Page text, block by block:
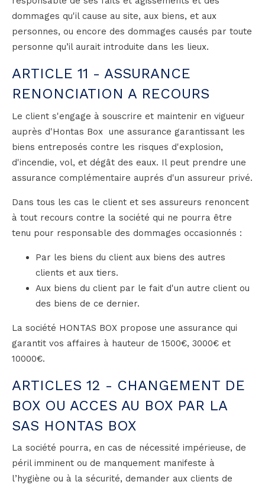
dommages qu'il cause au site, aux biens, et aux
personnes, ou encore des dommages causés par toute
personne qu’il aurait introduite dans les lieux.
ARTICLE 11 - ASSURANCE
RENONCIATION A RECOURS
Le client s'engage à souscrire et maintenir en vigueur
auprès d'Hontas Box une assurance garantissant les
biens entreposés contre les risques d'explosion,
d'incendie, vol, et dégât des eaux. Il peut prendre une
assurance complémentaire auprés d'un assureur privé.
Dans tous les cas le client et ses assureurs renoncent
à tout recours contre la société qui ne pourra être
tenu pour responsable des dommages occasionnés :
Par les biens du client aux biens des autres
clients et aux tiers.
Aux biens du client par le fait d'un autre client ou
des biens de ce dernier.
La société HONTAS BOX propose une assurance qui
garantit vos affaires à hauteur de 1500€, 3000€ et
10000€.
ARTICLES 12 - CHANGEMENT DE
BOX OU ACCES AU BOX PAR LA
SAS HONTAS BOX
La société pourra, en cas de nécessité impérieuse, de
péril imminent ou de manquement manifeste à
l’hygiène ou à la sécurité, demander aux clients de